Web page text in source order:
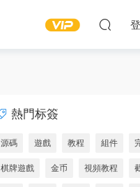
熱門标簽
源碼 遊戲 教程 組件
棋牌遊戲 金币 視頻教程